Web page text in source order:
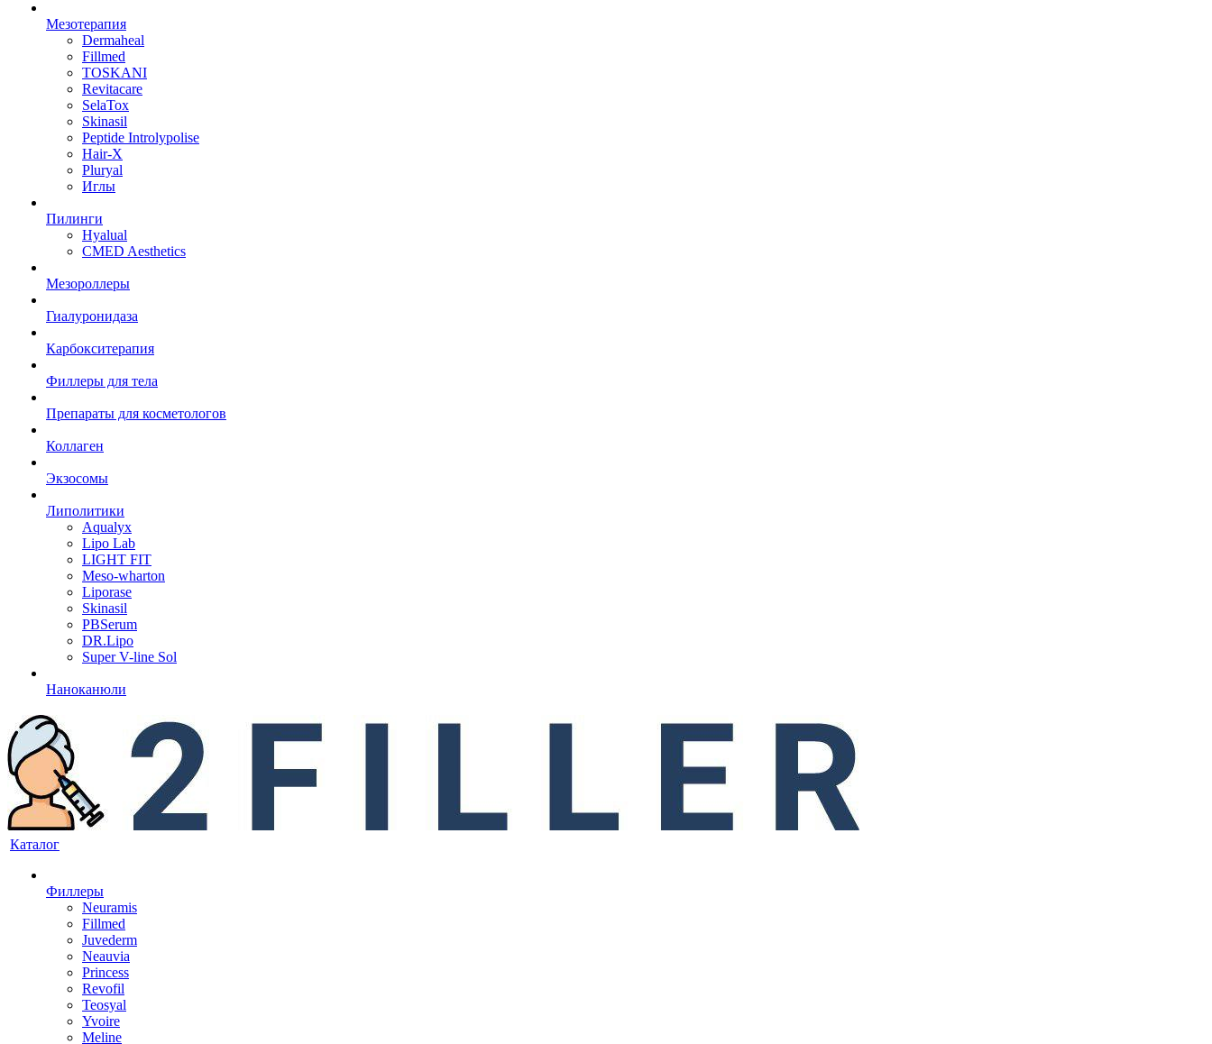
Мезотерапия
Dermaheal
Fillmed
TOSKANI
Revitacare
SelaTox
Skinasil
Peptide Introlypolise
Hair-X
Pluryal
Иглы
Пилинги
Hyalual
CMED Aesthetics
Мезороллеры
Гиалуронидаза
Карбокситерапия
Филлеры для тела
Препараты для косметологов
Коллаген
Экзосомы
Липолитики
Aqualyx
Lipo Lab
LIGHT FIT
Meso-wharton
Liporase
Skinasil
PBSerum
DR.Lipo
Super V-line Sol
Наноканюли
Каталог
Филлеры
Neuramis
Fillmed
Juvederm
Neauvia
Princess
Revofil
Teosyal
Yvoire
Meline